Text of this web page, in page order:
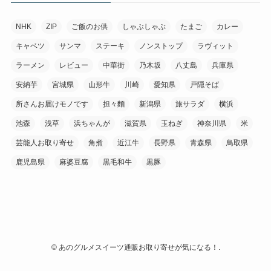
NHK ZIP ご飯のお供 しゃぶしゃぶ たまご カレー
キャベツ サンマ ステーキ ノンストップ ラヴィット
ラーメン レビュー 中華街 乃木坂 八丈島 兵庫県
安納芋 宮城県 山形牛 川崎 愛知県 戸隠そば
所さんお届けモノです 担々麵 新潟県 旅サラダ 横浜
池森 浅草 浜ちゃんが 滋賀県 玉ねぎ 神奈川県 米
芸能人お取り寄せ 角煮 近江牛 長野県 青森県 鳥取県
鹿児島県 麻婆豆腐 黒毛和牛 黒豚
©あのグルメスイーツ通販お取り寄せが気になる！.